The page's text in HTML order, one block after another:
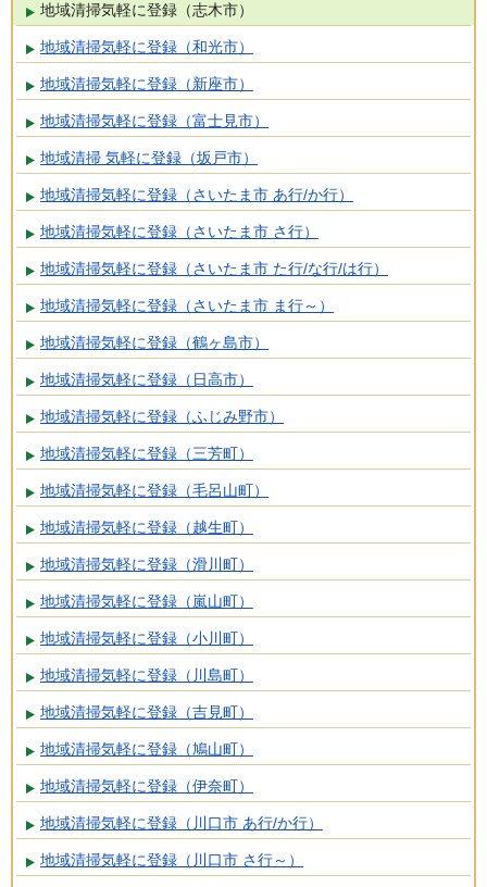
地域清掃気軽に登録（志木市）
地域清掃気軽に登録（和光市）
地域清掃気軽に登録（新座市）
地域清掃気軽に登録（富士見市）
地域清掃 気軽に登録（坂戸市）
地域清掃気軽に登録（さいたま市 あ行/か行）
地域清掃気軽に登録（さいたま市 さ行）
地域清掃気軽に登録（さいたま市 た行/な行/は行）
地域清掃気軽に登録（さいたま市 ま行～）
地域清掃気軽に登録（鶴ヶ島市）
地域清掃気軽に登録（日高市）
地域清掃気軽に登録（ふじみ野市）
地域清掃気軽に登録（三芳町）
地域清掃気軽に登録（毛呂山町）
地域清掃気軽に登録（越生町）
地域清掃気軽に登録（滑川町）
地域清掃気軽に登録（嵐山町）
地域清掃気軽に登録（小川町）
地域清掃気軽に登録（川島町）
地域清掃気軽に登録（吉見町）
地域清掃気軽に登録（鳩山町）
地域清掃気軽に登録（伊奈町）
地域清掃気軽に登録（川口市 あ行/か行）
地域清掃気軽に登録（川口市 さ行～）